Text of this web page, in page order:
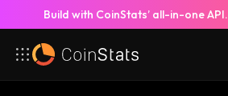
Build with CoinStats’ all-in-one API.